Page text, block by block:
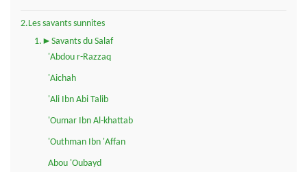
2.Les savants sunnites
1.►Savants du Salaf
'Abdou r-Razzaq
'Aichah
'Ali Ibn Abi Talib
'Oumar Ibn Al-khattab
'Outhman Ibn 'Affan
Abou 'Oubayd